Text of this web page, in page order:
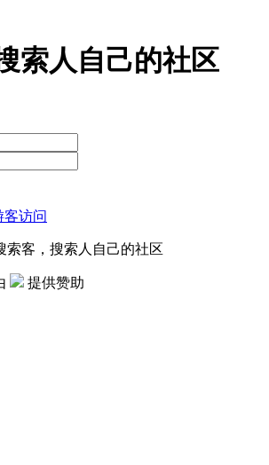
索人自己的社区
客访问
索客，搜索人自己的社区
提供赞助